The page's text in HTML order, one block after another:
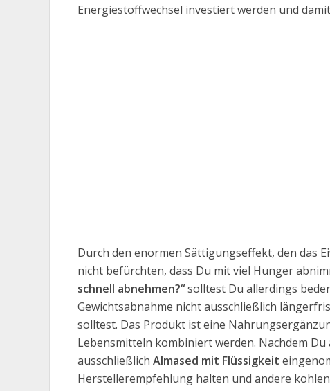
Energiestoffwechsel investiert werden und
Durch den enormen Sättigungseffekt, den das
nicht befürchten, dass Du mit viel Hunger
schnell abnehmen?“solltest Du allerdings
Gewichtsabnahme nicht ausschließlich
solltest. Das Produkt ist eine
Lebensmitteln kombiniert werden. Nachdem
ausschließlich Almased mit Flüssigkeit
Herstellerempfehlung halten und andere